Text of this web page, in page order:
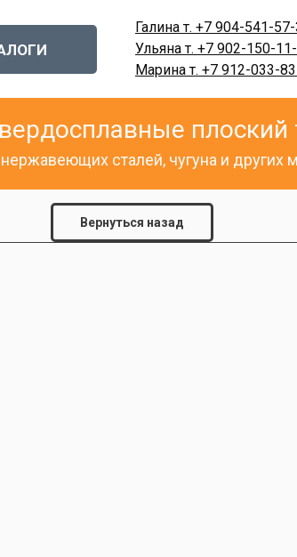
Галина т. +7 904-541-
Ульяна т. +7 902-150-
Марина т. +7 912-033-
плоский
сталей, чугуна и других
Вернуться назад